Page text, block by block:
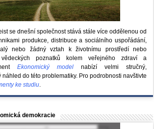
se dnešní společnost stává stále více oddělenou od
produkce, distribuce a sociálního uspořádání,
nebo žádný vztah k životnímu prostředí nebo
poznatků kolem veřejného zdraví a
Ekonomický model nabízí velmi stručný,
do této problematiky. Pro podrobnosti navštivte
ke studiu
demokracie